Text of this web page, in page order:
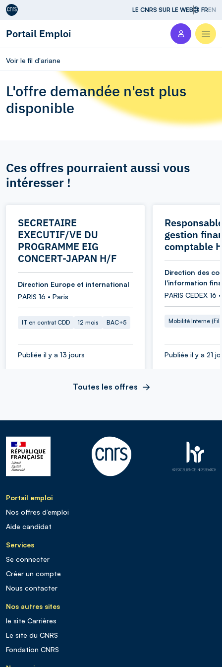
Aller au contenu LE CNRS SUR LE WEB FREN
Portail Emploi
Voir le fil d'ariane
L'offre demandée n'est plus
disponible
Ces offres pourraient aussi vous
intéresser !
SECRETAIRE
EXECUTIF/VE DU
PROGRAMME EIG
CONCERT-JAPAN H/F
Direction Europe et international
PARIS 16 • Paris
IT en contrat CDD 12 mois BAC+5
Publiée il y a 13 jours
gestion
comptable
Direction des
l'information
PARIS CEDEX 16
Mobilité Interne (Fil
Publiée il y a 21
Toutes les offres
Portail emploi
Nos offres d’emploi
Aide candidat
Services
Se connecter
Créer un compte
Nous contacter
Nos autres sites
le site Carrières
Le site du CNRS
Fondation CNRS